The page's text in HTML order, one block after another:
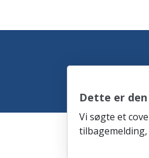
Dette er
Vi søgte et
tilbagemelding,